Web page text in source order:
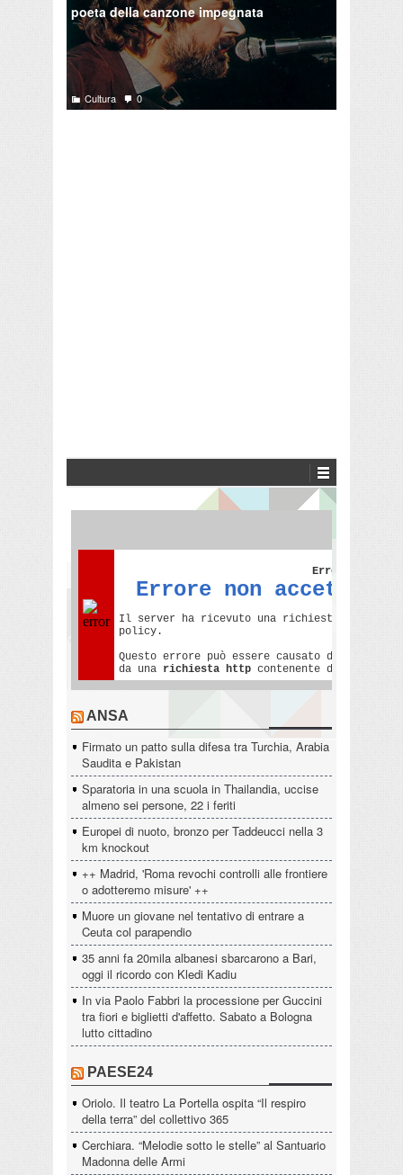
poeta della canzone impegnata
Cultura 0
ANSA
Firmato un patto sulla difesa tra Turchia, Arabia
Saudita e Pakistan
Sparatoria in una scuola in Thailandia, uccise
almeno sei persone, 22 i feriti
Europei di nuoto, bronzo per Taddeucci nella 3
km knockout
++ Madrid, 'Roma revochi controlli alle frontiere
o adotteremo misure' ++
Muore un giovane nel tentativo di entrare a
Ceuta col parapendio
35 anni fa 20mila albanesi sbarcarono a Bari,
oggi il ricordo con Kledi Kadiu
In via Paolo Fabbri la processione per Guccini
tra fiori e biglietti d'affetto. Sabato a Bologna
lutto cittadino
PAESE24
Oriolo. Il teatro La Portella ospita “Il respiro
della terra” del collettivo 365
Cerchiara. “Melodie sotto le stelle” al Santuario
Madonna delle Armi